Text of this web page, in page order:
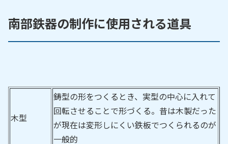
南部鉄器の制作に使用される道具
木型
鋳型の形をつくるとき、実型の中心に入れて
回転させることで形づくる。昔は木製だった
が現在は変形しにくい鉄板でつくられるのが
一般的